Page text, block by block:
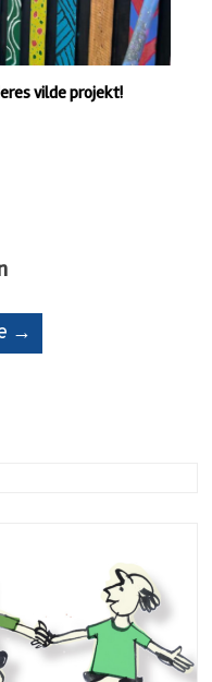
vilde projekt!
→